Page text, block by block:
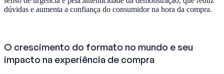
dúvidas e aumenta a confiança do consumidor na hora da compra.
O crescimento do formato no mundo e seu
impacto na experiência de compra